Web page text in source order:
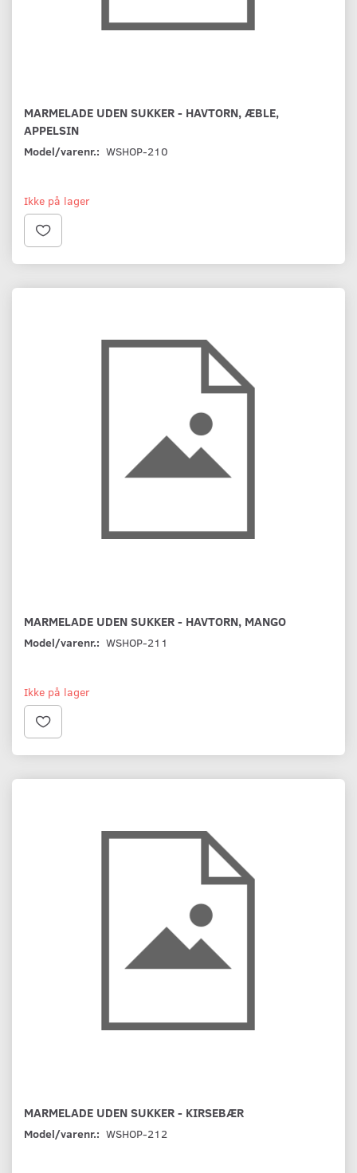
MARMELADE UDEN SUKKER - HAVTORN, ÆBLE,
APPELSIN
Model/varenr.: WSHOP-210
Ikke på lager
MARMELADE UDEN SUKKER - HAVTORN, MANGO
Model/varenr.: WSHOP-211
Ikke på lager
MARMELADE UDEN SUKKER - KIRSEBÆR
Model/varenr.: WSHOP-212